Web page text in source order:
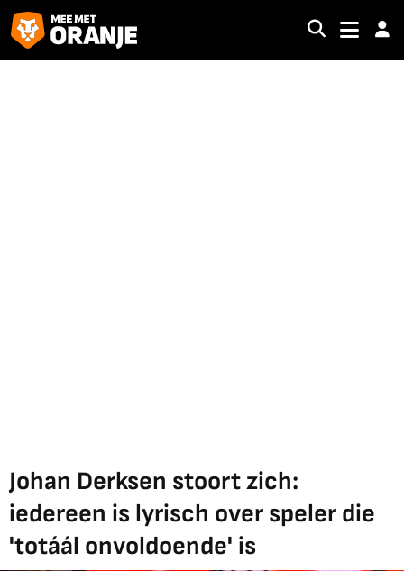
Johan Derksen stoort zich:
iedereen is lyrisch over speler die
'totáál onvoldoende' is